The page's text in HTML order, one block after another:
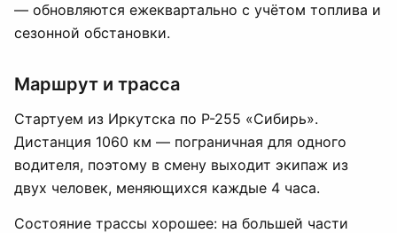
— обновляются ежеквартально с учётом топлива и
сезонной обстановки.
Маршрут и трасса
Стартуем из Иркутска по Р-255 «Сибирь».
Дистанция 1060 км — пограничная для одного
водителя, поэтому в смену выходит экипаж из
двух человек, меняющихся каждые 4 часа.
Состояние трассы хорошее: на большей части